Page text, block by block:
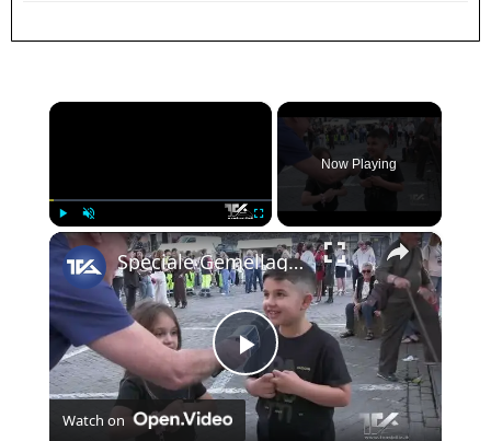
×
Unmute Fullscreen
Now Playing
×
Play
Speciale Gemellaggio Adrano - Namur | Maggio 2026
Watch on